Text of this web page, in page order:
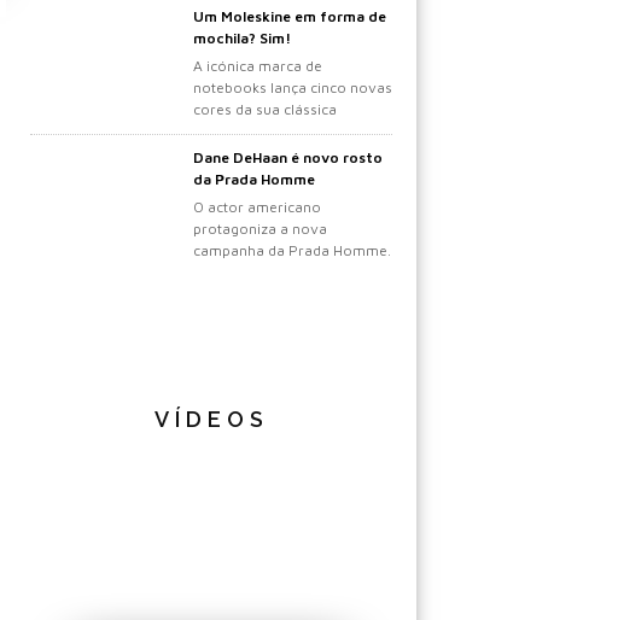
Um Moleskine em forma de
mochila? Sim!
A icónica marca de
notebooks lança cinco novas
cores da sua clássica
mochila.
Dane DeHaan é novo rosto
da Prada Homme
O actor americano
protagoniza a nova
campanha da Prada Homme.
VÍDEOS